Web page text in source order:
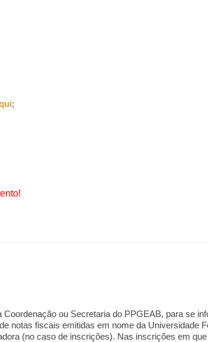
;
ou Secretaria do PPGEAB, para se
notas fiscais emitidas em nome da Universidade
(no caso de inscrições). Nas inscrições em